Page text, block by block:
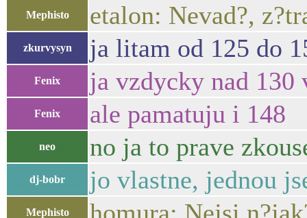
Mephisto etalon: Nevad?,
zkurvysyn ja litam od 125 do
Fenix ja vzdycky nad 130
Fenix ale pamatuju i 148
neo no ja to prave
dj-bobr jo vlastne, jednou
Mephisto